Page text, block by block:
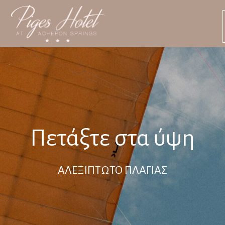
Πετάξτε στα ύψη
ΑΛΕΞΙΠΤΩΤΟ ΠΛΑΓΙΑΣ